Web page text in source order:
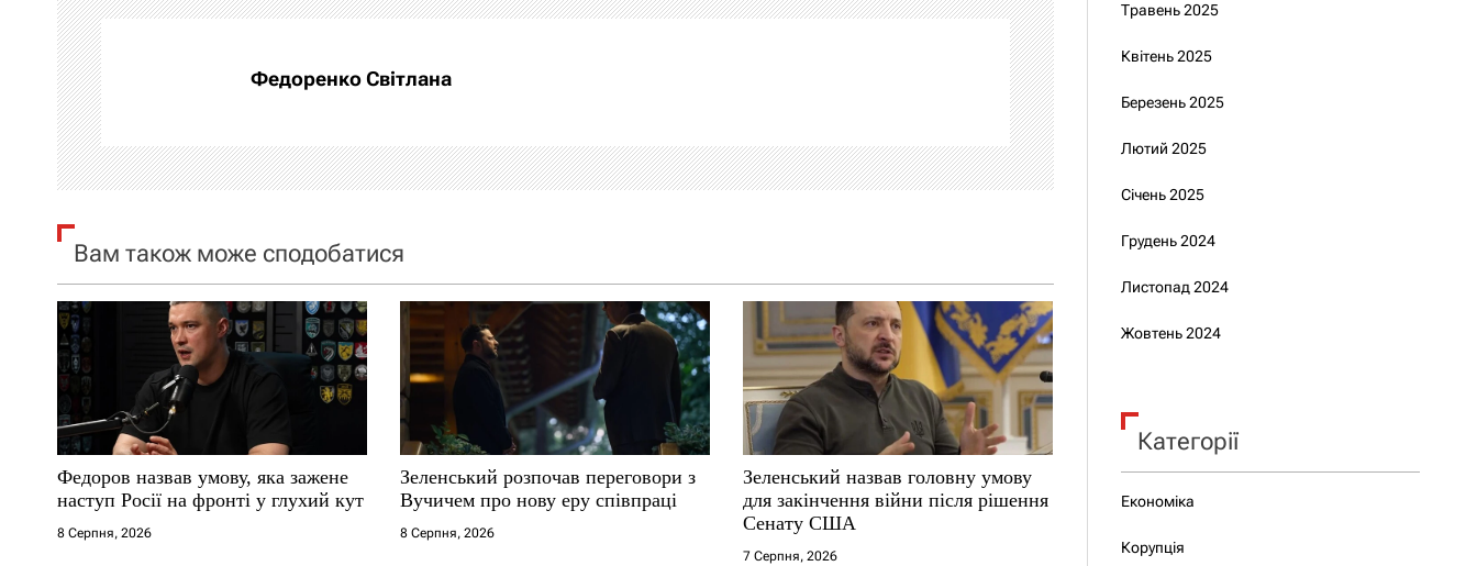
г
а
ц
і
я
а
п
и
с
і
в
Федоренко Світлана
Вам також може сподобатися
Федоров назвав умову, яка зажене
наступ Росії на фронті у глухий кут
8 Серпня, 2026
Зеленський розпочав переговори з
Вучичем про нову еру співпраці
8 Серпня, 2026
Зеленський назвав головну умову
для закінчення війни після рішення
Сенату США
7 Серпня, 2026
Травень 2025
Квітень 2025
Березень 2025
Лютий 2025
Січень 2025
Грудень 2024
Листопад 2024
Жовтень 2024
Категорії
Економіка
Корупція